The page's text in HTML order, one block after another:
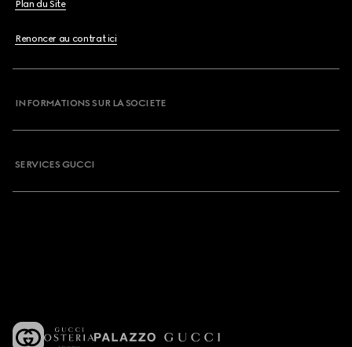
Plan du Site
Renoncer au contrat ici
INFORMATIONS SUR LA SOCIETE
SERVICES GUCCI